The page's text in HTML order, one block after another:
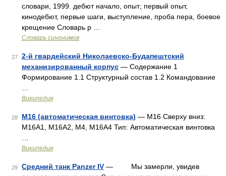
словари, 1999. дебют начало, опыт; первый опыт,
кинодебют, первые шаги, выступление, проба пера, боевое
крещение Словарь р …
Словарь синонимов
27
2-й гвардейский Николаевско-Будапештский
механизированный корпус — Содержание 1
Формирование 1.1 Структурный состав 1.2 Командование
Википедия
28 M16 (автоматическая винтовка) — M16 Сверху вниз:
M16A1, M16A2, M4, M16A4 Тип: Автоматическая винтовка
Википедия
29 Средний танк Panzer IV — Мы замерли, увидев